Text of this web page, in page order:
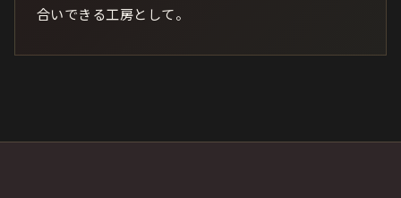
合いできる工房として。